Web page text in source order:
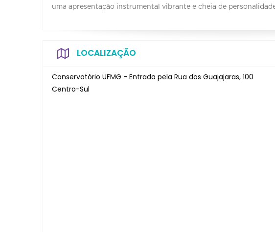
uma apresentação instrumental vibrante e cheia de
LOCALIZAÇÃO
Conservatório UFMG - Entrada pela Rua dos Guajajaras, 100
Centro-Sul